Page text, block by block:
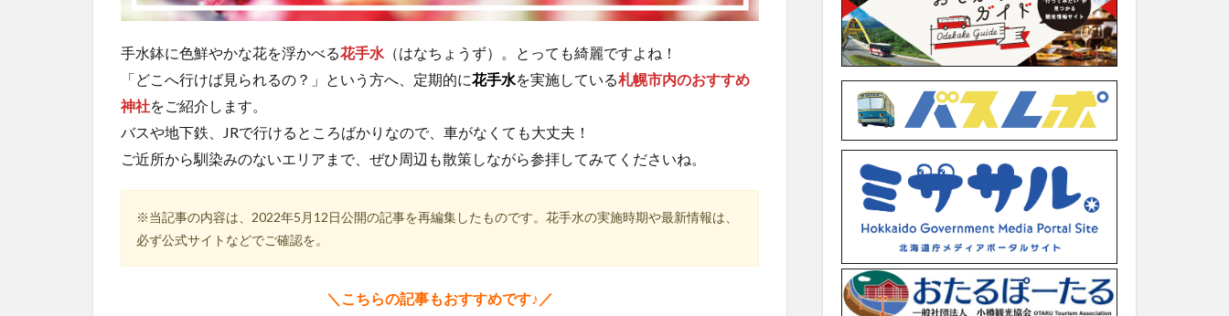
手水鉢に色鮮やかな花を浮かべる花手水 （はなちょうず）。とっても綺麗ですよね！
「どこへ行けば見られるの？」という方へ、定期的に花手水を実施している札幌市内のおすすめ
神社をご紹介します。
バスや地下鉄、JRで行けるところばかりなので、車がなくても大丈夫！
ご近所から馴染みのないエリアまで、ぜひ周辺も散策しながら参拝してみてくださいね。
※当記事の内容は、2022年5月12日公開の記事を再編集したものです。花手水の実施時期や最新情報は、
必ず公式サイトなどでご確認を。
＼こちらの記事もおすすめです♪／